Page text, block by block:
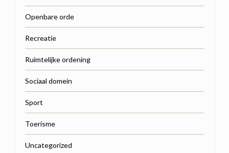
Openbare orde
Recreatie
Ruimtelijke ordening
Sociaal domein
Sport
Toerisme
Uncategorized